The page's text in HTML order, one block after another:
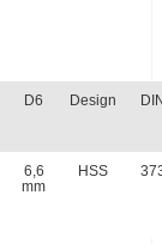
D6 Design
6,6
mm
HSS